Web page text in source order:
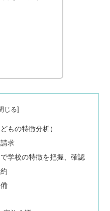
もの特徴分析）
求
学校の特徴を把握、確認